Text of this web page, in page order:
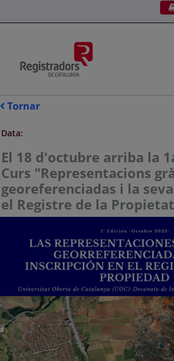
Tornar
Data:
El 18 d'octubre arriba la
Curs "Representacions
georeferenciadas i la
el Registre de la